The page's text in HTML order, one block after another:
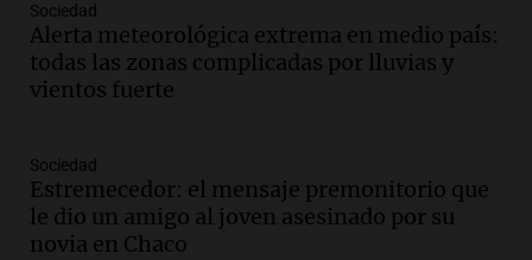
arrestar y agredir a una niña de 13 años
en Tucumán
Panorama Federal
Episodios
Valle con ráfagas de hasta 90 km/h y
causan daños
Panorama Federal
Episodios
Sociedad
Alerta meteorológica extrema en medio país:
todas las zonas complicadas por lluvias y
vientos fuerte
Sociedad
Estremecedor: el mensaje premonitorio que
le dio un amigo al joven asesinado por su
novia en Chaco